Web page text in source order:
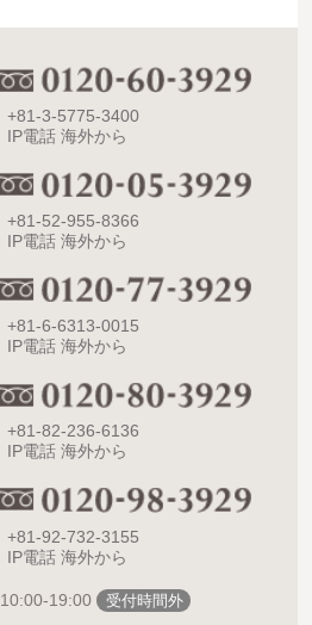
+81-3-5775-3400
IP電話 海外から
+81-52-955-8366
IP電話 海外から
+81-6-6313-0015
IP電話 海外から
+81-82-236-6136
IP電話 海外から
+81-92-732-3155
IP電話 海外から
10:00-19:00 受付時間外